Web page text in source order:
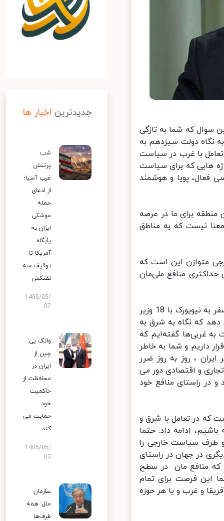
که شما به تازگی
نگاه دولت سیزدهم به
با غرب در سیاست
هایی که برای سیاست
پویا و هوشمند
برای ما در عرصه
نیست که به مناطق
متوازن این است که
منافع ملی‌مان
وی در بخشی دیگر از سخنان خود در این زمینه با بیان این که در جریان سفر به نیویورک با 18 وزیر
که نگاه به شرق به
غربی‌ها گفته‌ایم که
داریم و شما به خاطر
، روز به روز ضرر
و اقتصادی دور می
راستای منافع خود
که در تعامل با شرق و
ادامه داد: حتما
طرف سیاست خارجی را
در جهان در راستای
که منافع مان در سطح
این فرصت برای تمام
و غرب و یا هر حوزه
جدیدترین اخبار ها
شب
پرتنش
غرب آسیا؛
از ادعای
حمله
موشکی
ایران به
پایگاه
آمریکا تا
توقیف سه
نفتکش
1405/05/
07
وانگ یی:
چین از
ایران در
محافظت از
حاکمیت
خود
حمایت می
کند
1405/05/
03
سازمان
ملل: همه
طرف‌ها